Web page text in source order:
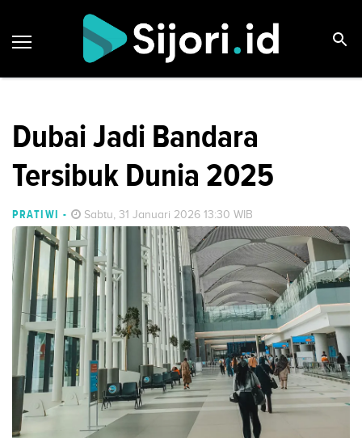
Dubai Jadi Bandara
Tersibuk Dunia 2025
PRATIWI - Sabtu, 31 Januari 2026 13:30 WIB